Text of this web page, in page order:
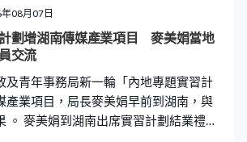
08月07日
劃增湖南傳媒產業項目 麥美娟當地
交流
及青年事務局新一輪「內地專題實習計
產業項目，局長麥美娟早前到湖南，與
。 麥美娟到湖南出席實習計劃結業禮與